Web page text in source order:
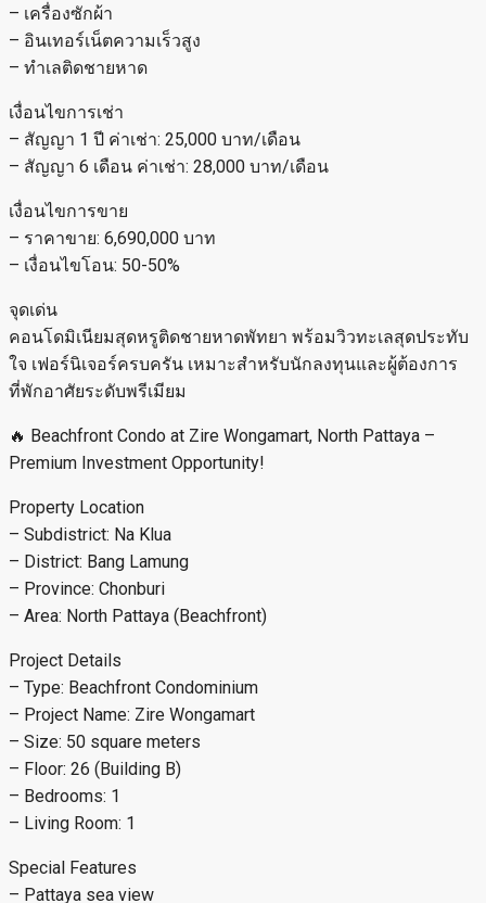
– เครื่องซักผ้า
– อินเทอร์เน็ตความเร็วสูง
– ทำเลติดชายหาด
เงื่อนไขการเช่า
– สัญญา 1 ปี ค่าเช่า: 25,000 บาท/เดือน
– สัญญา 6 เดือน ค่าเช่า: 28,000 บาท/เดือน
เงื่อนไขการขาย
– ราคาขาย: 6,690,000 บาท
– เงื่อนไขโอน: 50-50%
จุดเด่น
คอนโดมิเนียมสุดหรูติดชายหาดพัทยา พร้อมวิวทะเลสุดประทับ
ใจ เฟอร์นิเจอร์ครบครัน เหมาะสำหรับนักลงทุนและผู้ต้องการ
ที่พักอาศัยระดับพรีเมียม
🔥 Beachfront Condo at Zire Wongamart, North Pattaya –
Premium Investment Opportunity!
Property Location
– Subdistrict: Na Klua
– District: Bang Lamung
– Province: Chonburi
– Area: North Pattaya (Beachfront)
Project Details
– Type: Beachfront Condominium
– Project Name: Zire Wongamart
– Size: 50 square meters
– Floor: 26 (Building B)
– Bedrooms: 1
– Living Room: 1
Special Features
– Pattaya sea view